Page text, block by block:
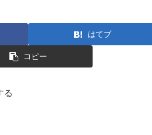
はてブ
コピー
る